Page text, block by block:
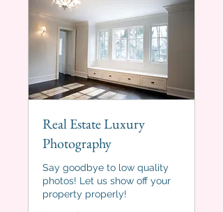
Real Estate Luxury
Photography
Say goodbye to low quality
photos! Let us show off your
property properly!